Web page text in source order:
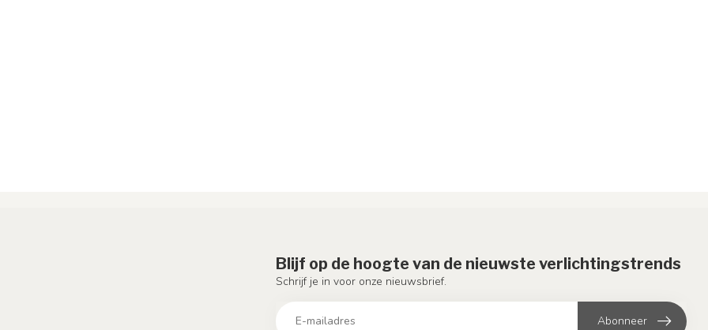
Blijf op de hoogte van de nieuwste verlichtingstrends
Schrijf je in voor onze nieuwsbrief.
Abonneer